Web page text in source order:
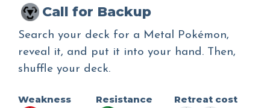
Call for Backup
Search your deck for a Metal Pokémon,
reveal it, and put it into your hand. Then,
shuffle your deck.
Weakness
Resistance
Retreat cost